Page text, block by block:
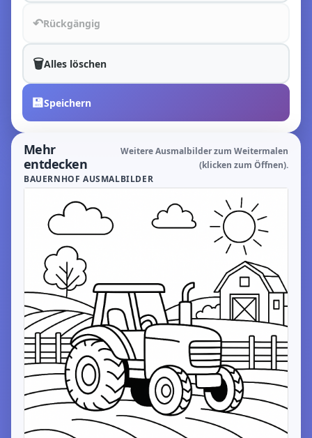
↶Rückgängig
🗑️Alles löschen
💾Speichern
Mehr
entdecken
Weitere Ausmalbilder zum Weitermalen
(klicken zum Öffnen).
BAUERNHOF AUSMALBILDER